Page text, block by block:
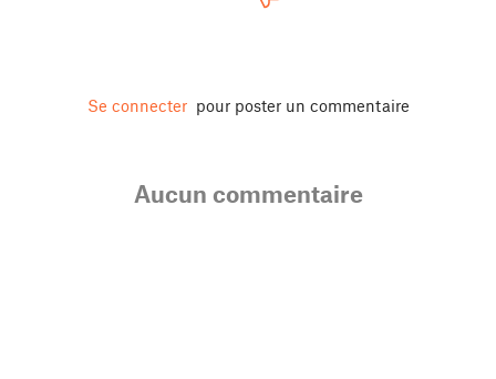
Se connecter pour poster un commentaire
Aucun commentaire